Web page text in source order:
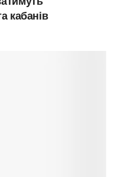
кабанів